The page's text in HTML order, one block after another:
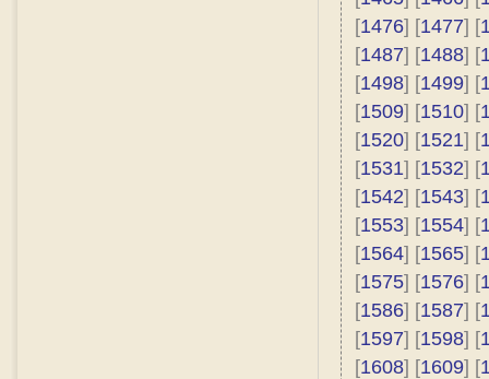
[1476] [1477] [
[1487] [1488] [
[1498] [1499] [
[1509] [1510] [
[1520] [1521] [
[1531] [1532] [
[1542] [1543] [
[1553] [1554] [
[1564] [1565] [
[1575] [1576] [
[1586] [1587] [
[1597] [1598] [
[1608] [1609] [